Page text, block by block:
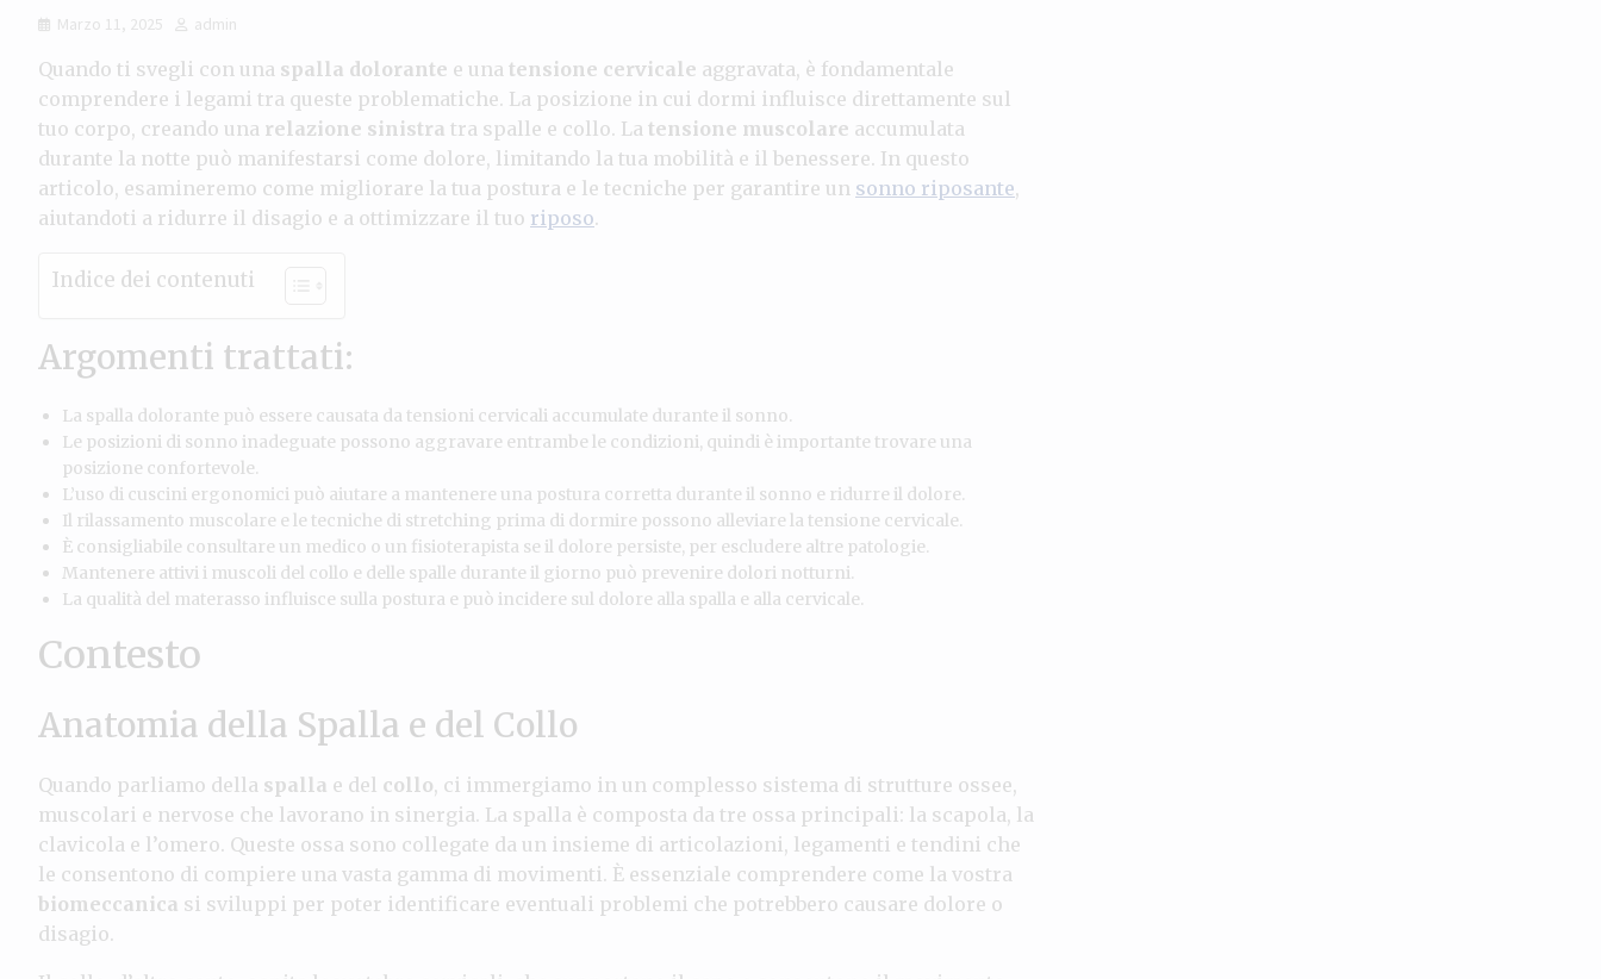
Marzo 11, 2025 admin
Quando ti svegli con una spalla dolorante e una tensione cervicale aggravata, è fondamentale
comprendere i legami tra queste problematiche. La posizione in cui dormi influisce direttamente sul
tuo corpo, creando una relazione sinistra tra spalle e collo. La tensione muscolare accumulata
durante la notte può manifestarsi come dolore, limitando la tua mobilità e il benessere. In questo
articolo, esamineremo come migliorare la tua postura e le tecniche per garantire un sonno riposante,
aiutandoti a ridurre il disagio e a ottimizzare il tuo riposo.
Indice dei contenuti
Argomenti trattati:
La spalla dolorante può essere causata da tensioni cervicali accumulate durante il sonno.
Le posizioni di sonno inadeguate possono aggravare entrambe le condizioni, quindi è importante trovare una
posizione confortevole.
L’uso di cuscini ergonomici può aiutare a mantenere una postura corretta durante il sonno e ridurre il dolore.
Il rilassamento muscolare e le tecniche di stretching prima di dormire possono alleviare la tensione cervicale.
È consigliabile consultare un medico o un fisioterapista se il dolore persiste, per escludere altre patologie.
Mantenere attivi i muscoli del collo e delle spalle durante il giorno può prevenire dolori notturni.
La qualità del materasso influisce sulla postura e può incidere sul dolore alla spalla e alla cervicale.
Contesto
Anatomia della Spalla e del Collo
Quando parliamo della spalla e del collo, ci immergiamo in un complesso sistema di strutture ossee,
muscolari e nervose che lavorano in sinergia. La spalla è composta da tre ossa principali: la scapola, la
clavicola e l’omero. Queste ossa sono collegate da un insieme di articolazioni, legamenti e tendini che
le consentono di compiere una vasta gamma di movimenti. È essenziale comprendere come la vostra
biomeccanica si sviluppi per poter identificare eventuali problemi che potrebbero causare dolore o
disagio.